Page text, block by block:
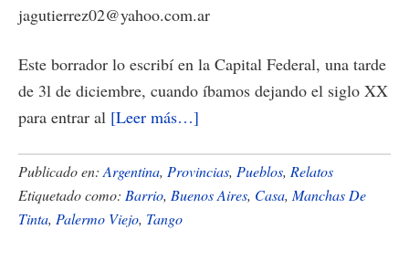
jagutierrez02@yahoo.com.ar
Este borrador lo escribí en la Capital Federal, una tarde
de 3l de diciembre, cuando íbamos dejando el siglo XX
para entrar al [Leer más…]
En
Palermo
Publicado en: Argentina, Provincias, Pueblos, Relatos
Etiquetado como: Barrio, Buenos Aires, Casa, Manchas De
Tinta, Palermo Viejo, Tango